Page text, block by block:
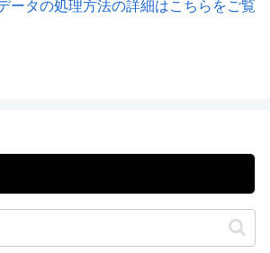
ータの処理方法の詳細はこちらをご覧